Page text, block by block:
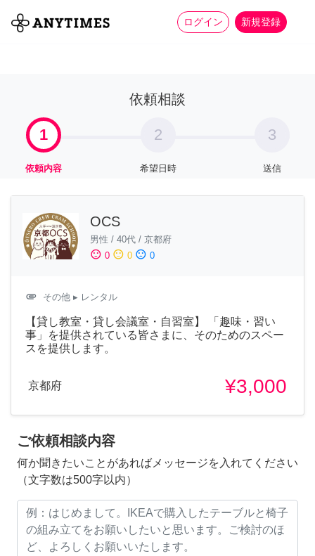
ログイン 新規登録
全て 家事 more_horiz
依頼相談
1
依頼内容
2
希望日時
3
送信
OCS
男性 / 40代 / 京都府
sentiment_satisfied 0 sentiment_neutral 0 sentiment_dissatisfied 0
attachment その他 ▸ レンタル
【貸し教室・貸し会議室・自習室】 「趣味・習い
事」を提供されている皆さまに、そのためのスペー
スを提供します。
京都府 ¥3,000
ご依頼相談内容
何か聞きたいことがあればメッセージを入れてください
（文字数は500字以内）